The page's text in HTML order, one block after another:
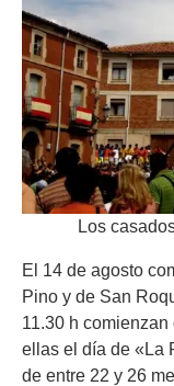
Los
El 14 de agosto
Pino y de San
11.30 h
ellas el día de «La
de entre 22 y 26